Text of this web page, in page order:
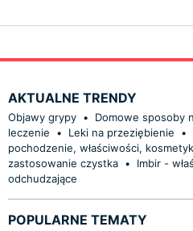
AKTUALNE TRENDY
Objawy grypy • Domowe sposoby
leczenie
• Leki na przeziębienie •
pochodzenie, właściwości,
zastosowanie czystka •
Imbir -
odchudzające
POPULARNE TEMATY